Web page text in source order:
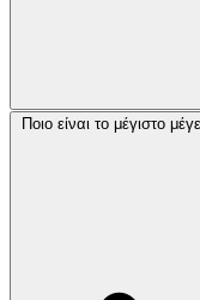
Ποιο είναι το μέγιστο